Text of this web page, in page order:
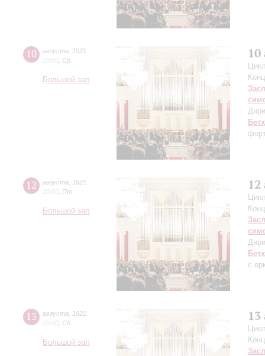
10 августа
1921
20:00 Ср
Большой зал
10
12 августа
1921
20:00 Пт
Большой зал
12
с
13 августа
1921
20:00 Сб
Большой зал
13